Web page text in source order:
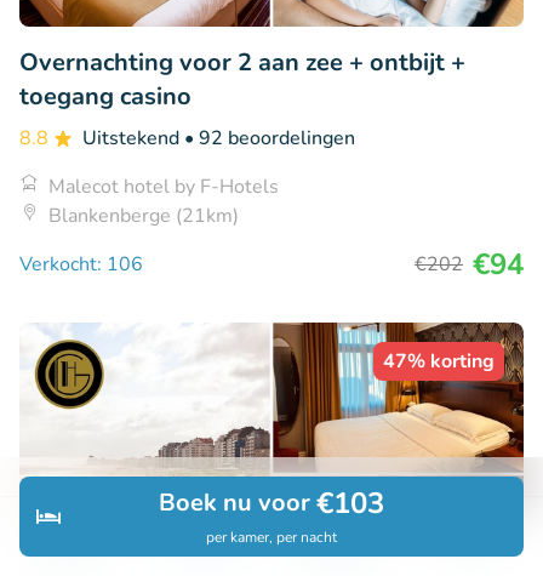
Zoeken Boekingen
Boek nu voor€103
per kamer, per nacht
Overnachting voor 2 aan zee + ontbijt +
toegang casino
8.8 Uitstekend • 92 beoordelingen
Malecot hotel by F-Hotels
Blankenberge (21km)
Verkocht: 106
€202 €94
47% korting